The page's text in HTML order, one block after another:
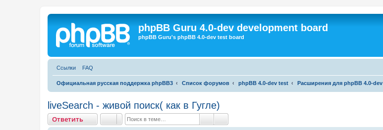
phpBB Guru 4.0-dev development board
phpBB Guru's phpBB 4.0-dev test board
Ссылки FAQ
Официальная русская поддержка phpBB3 Список форумов phpBB 4.0-dev test Расширения для phpBB 4.0-dev
liveSearch - живой поиск( как в Гугле)
Ответить
Ответить ПоискРасширенный поиск